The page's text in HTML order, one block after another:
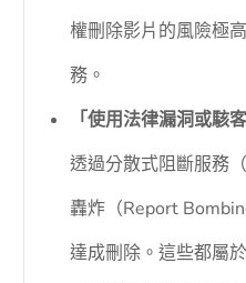
權刪除影片的風險極
務。
「使用法律漏洞或駭
透過分散式阻斷服務
轟炸（Report
達成刪除。這些都屬